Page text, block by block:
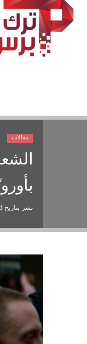
نشر بتاريخ 08
مقالات